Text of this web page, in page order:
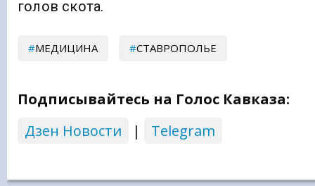
голов скота.
МЕДИЦИНА СТАВРОПОЛЬЕ
Подписывайтесь на Голос Кавказа:
Дзен Новости
| Telegram